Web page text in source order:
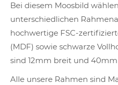
Bei diesem Moosbild
unterschiedlichen
hochwertige FSC-
(MDF) sowie schwarze
sind 12mm breit und
Alle unsere Rahmen sind